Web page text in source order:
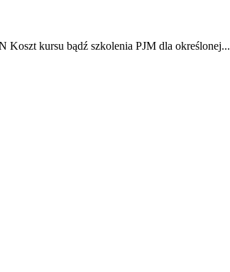
kursu bądź szkolenia PJM dla określonej...